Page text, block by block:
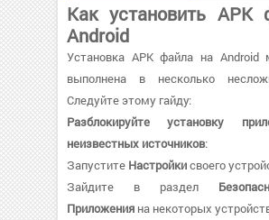
Как установить APK
Android
Установка APK файла на
выполнена в несколько
Следуйте этому гайду:
Разблокируйте установку
неизвестных источников:
Запустите Настройкисвоего
Зайдите в раздел
Приложения на некоторых